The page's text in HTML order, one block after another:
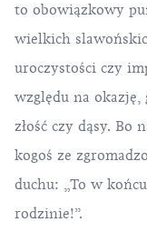
to obowiązkowy
wielkich
uroczystości czy
względu na okazję,
złość czy dąsy. Bo
kogoś ze
duchu: „To w
rodzinie!”.